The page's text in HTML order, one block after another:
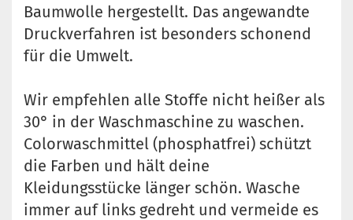
Baumwolle hergestellt. Das angewandte
Druckverfahren ist besonders schonend
für die Umwelt.
Wir empfehlen alle Stoffe nicht heißer als
30° in der Waschmaschine zu waschen.
Colorwaschmittel (phosphatfrei) schützt
die Farben und hält deine
Kleidungsstücke länger schön. Wasche
immer auf links gedreht und vermeide es